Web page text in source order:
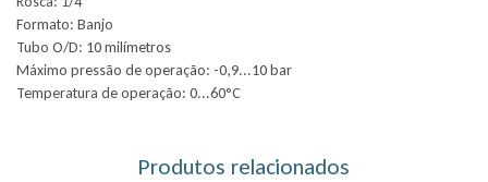
Formato: Banjo
Tubo O/D: 10 milímetros
Máximo pressão de operação: -0,9...10 bar
Temperatura de operação: 0...60°C
Produtos relacionados